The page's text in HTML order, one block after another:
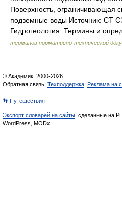
Поверхность, ограничивающая
подземные воды Источник: СТ
Гидрогеология. Термины и
терминов нормативно-технической
© Академик, 2000-2026
Обратная связь: Техподдержка Реклама на
👣 Путешествия
Экспорт словарей на сайты , сделанные на
WordPress, MODx.